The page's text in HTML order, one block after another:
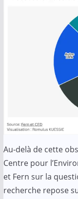
Au-delà de cette
Centre pour
et Fern sur la
recherche repose